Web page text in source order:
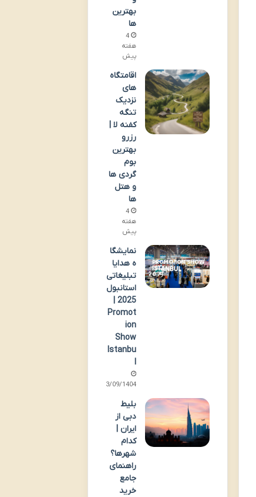
بهترین
ها
4
هفته
پیش
اقامتگاه
های
نزدیک
تنگه
کفنه لا |
رزرو
بهترین
بوم
گردی ها
و هتل
ها
4
هفته
پیش
نمایشگا
ه هدایا
تبلیغاتی
استانبول
2025 |
Promot
ion
Show
Istanbu
l
23/09/1404
بلیط
دبی از
ایران |
کدام
شهرها؟
راهنمای
جامع
خرید